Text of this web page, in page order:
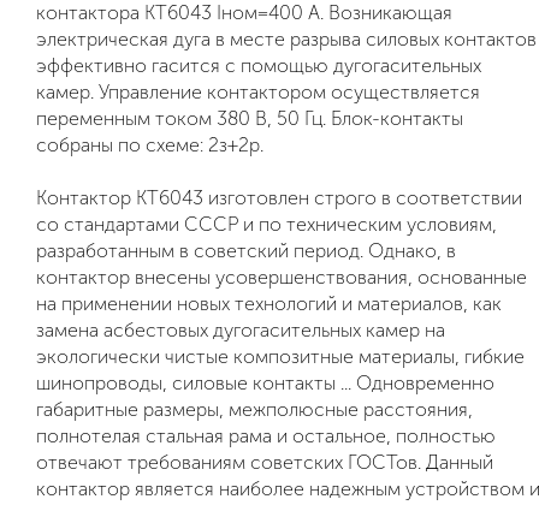
контактора КТ6043 Iном=400 А. Возникающая
электрическая дуга в месте разрыва силовых контактов
эффективно гасится с помощью дугогасительных
камер. Управление контактором осуществляется
переменным током 380 В, 50 Гц. Блок-контакты
собраны по схеме: 2з+2р.
Контактор КТ6043 изготовлен строго в соответствии
со стандартами СССР и по техническим условиям,
разработанным в советский период. Однако, в
контактор внесены усовершенствования, основанные
на применении новых технологий и материалов, как
замена асбестовых дугогасительных камер на
экологически чистые композитные материалы, гибкие
шинопроводы, силовые контакты ... Одновременно
габаритные размеры, межполюсные расстояния,
полнотелая стальная рама и остальное, полностью
отвечают требованиям советских ГОСТов. Данный
контактор является наиболее надежным устройством и